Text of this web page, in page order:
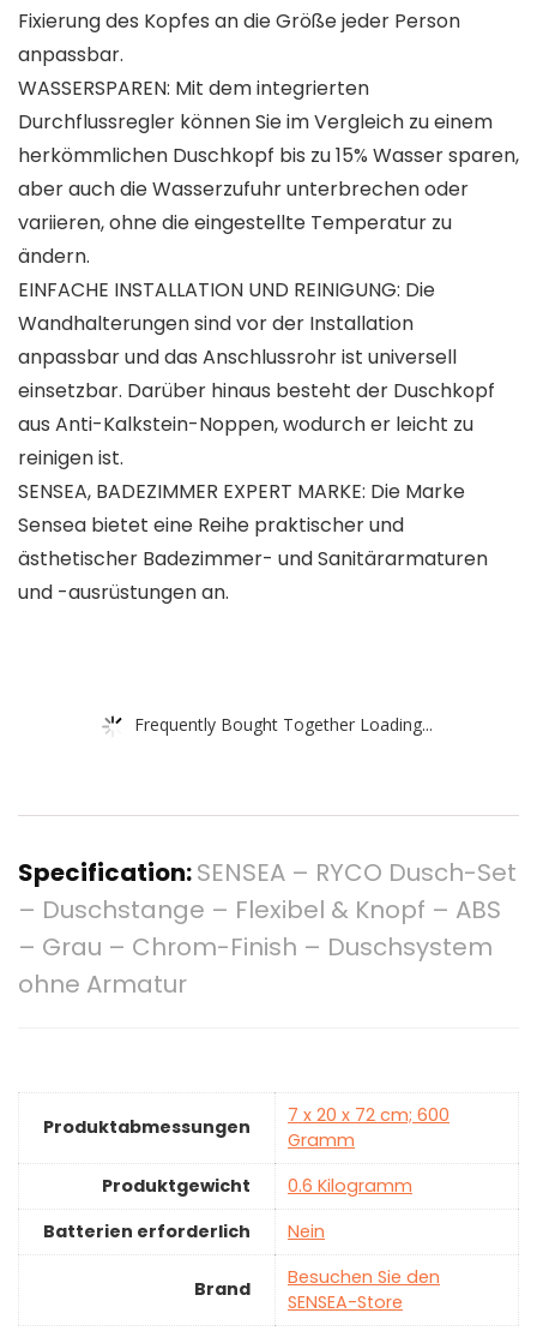
Fixierung des Kopfes an die Größe jeder Person
anpassbar.
WASSERSPAREN: Mit dem integrierten
Durchflussregler können Sie im Vergleich zu einem
herkömmlichen Duschkopf bis zu 15% Wasser sparen,
aber auch die Wasserzufuhr unterbrechen oder
variieren, ohne die eingestellte Temperatur zu
ändern.
EINFACHE INSTALLATION UND REINIGUNG: Die
Wandhalterungen sind vor der Installation
anpassbar und das Anschlussrohr ist universell
einsetzbar. Darüber hinaus besteht der Duschkopf
aus Anti-Kalkstein-Noppen, wodurch er leicht zu
reinigen ist.
SENSEA, BADEZIMMER EXPERT MARKE: Die Marke
Sensea bietet eine Reihe praktischer und
ästhetischer Badezimmer- und Sanitärarmaturen
und -ausrüstungen an.
Frequently Bought Together Loading...
Specification:SENSEA – RYCO Dusch-Set
– Duschstange – Flexibel & Knopf – ABS
– Grau – Chrom-Finish – Duschsystem
ohne Armatur
Produktabmessungen
‎7 x 20 x 72 cm; 600
Gramm
Produktgewicht
‎0.6 Kilogramm
Batterien erforderlich
‎Nein
Brand
Besuchen Sie den
SENSEA-Store